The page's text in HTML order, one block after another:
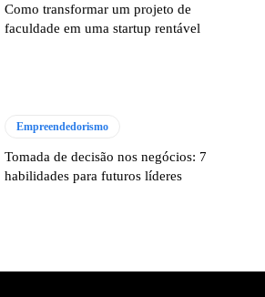
Como transformar um projeto de
faculdade em uma startup rentável
Empreendedorismo
Tomada de decisão nos negócios: 7
habilidades para futuros líderes